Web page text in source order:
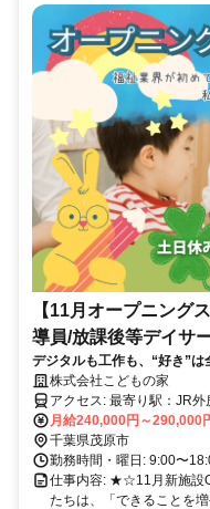
【11月オープニング
導員/放課後等デイサ
デジタルも工作も、“好き”
たの手を、子どもたちの支援
扱いなし＆持ち帰り仕事ゼロ
に伸ばしませんか⭐️
株式会社こどもの家
アクセス: ​最寄り駅：JR外房線「新茂原駅」より徒歩９分 ⭐️車、バイ
ク、自転車通勤もOK！
月給240,000円～290,000
千葉県茂原市
勤務時間・曜日: 9:00〜
仕事内容: ★☆11月新施設
たちは、「できることを